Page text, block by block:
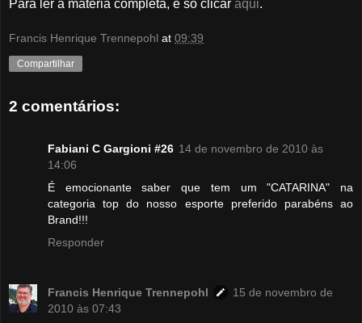
Para ler a matéria completa, é só clicar aqui.
Francis Henrique Trennepohl at 09:39
Compartilhar
2 comentários:
Fabiani C Gargioni #26 14 de novembro de 2010 às
14:06
É emocionante saber que tem um "CATARINA" na
categoria top do nosso esporte preferido parabéns ao
Brand!!!
Responder
Francis Henrique Trennepohl
15 de novembro de
2010 às 07:43